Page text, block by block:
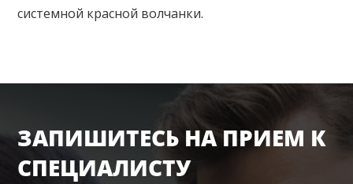
системной красной волчанки.
ЗАПИШИТЕСЬ НА ПРИЕМ К
СПЕЦИАЛИСТУ